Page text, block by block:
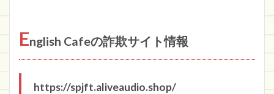
English Cafeの詐欺サイト情報
https://spjft.aliveaudio.shop/